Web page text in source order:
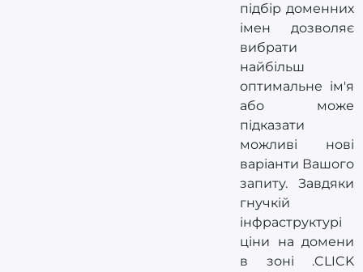
підбір доменних
імен дозволяє
вибрати
найбільш
оптимальне ім'я
або може
підказати
можливі нові
варіанти Вашого
запиту. Завдяки
гнучкій
інфраструктурі
ціни на домени
в зоні .CLICK